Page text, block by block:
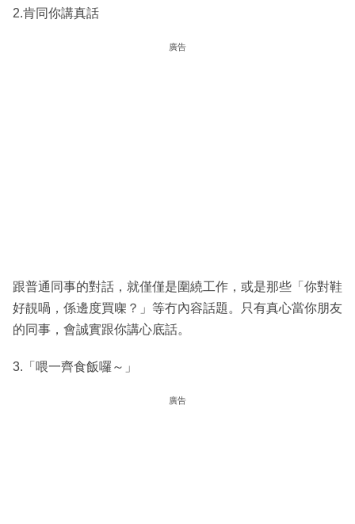
2.肯同你講真話
廣告
跟普通同事的對話，就僅僅是圍繞工作，或是那些「你對鞋
好靚喎，係邊度買㗎？」等冇內容話題。只有真心當你朋友
的同事，會誠實跟你講心底話。
3.「喂一齊食飯囉～」
廣告